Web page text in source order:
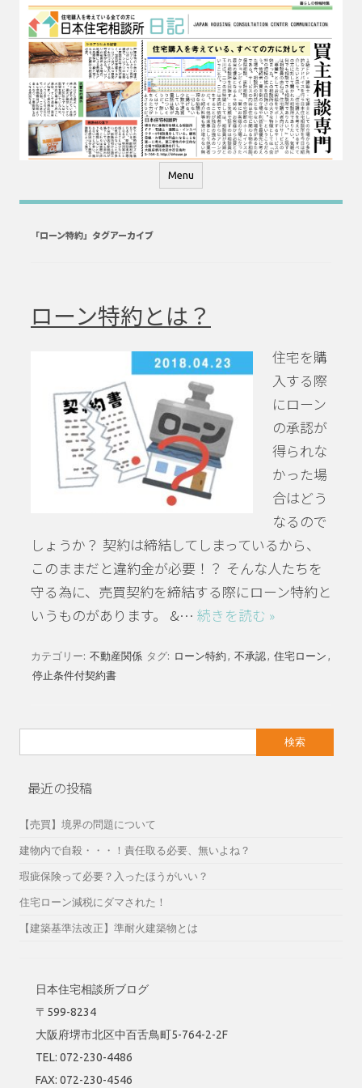
コ
テ
ン
ツ
へ
ス
キ
ッ
プ
Menu
「ローン特約」タグアーカイブ
ローン特約とは？
住宅を購
入する際
にローン
の承認が
得られな
かった場
合はどう
なるので
しょうか？ 契約は締結してしまっているから、
このままだと違約金が必要！？ そんな人たちを
守る為に、売買契約を締結する際にローン特約と
いうものがあります。 &… 続きを読む »
カテゴリー: 不動産関係 タグ: ローン特約 , 不承認, 住宅ローン ,
停止条件付契約書
索:
最近の投稿
【売買】境界の問題について
建物内で自殺・・・！責任取る必要、無いよね？
瑕疵保険って必要？入ったほうがいい？
住宅ローン減税にダマされた！
【建築基準法改正】準耐火建築物とは
日本住宅相談所ブログ
〒599-8234
大阪府堺市北区中百舌鳥町5-764-2-2F
TEL: 072-230-4486
FAX: 072-230-4546